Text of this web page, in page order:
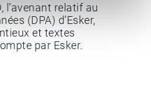
l’avenant relatif au
(DPA) d’Esker,
et textes
par Esker.